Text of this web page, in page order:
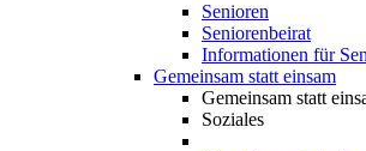
Senioren
Seniorenbeirat
Informationen für
Gemeinsam statt einsam
Gemeinsam statt
Soziales